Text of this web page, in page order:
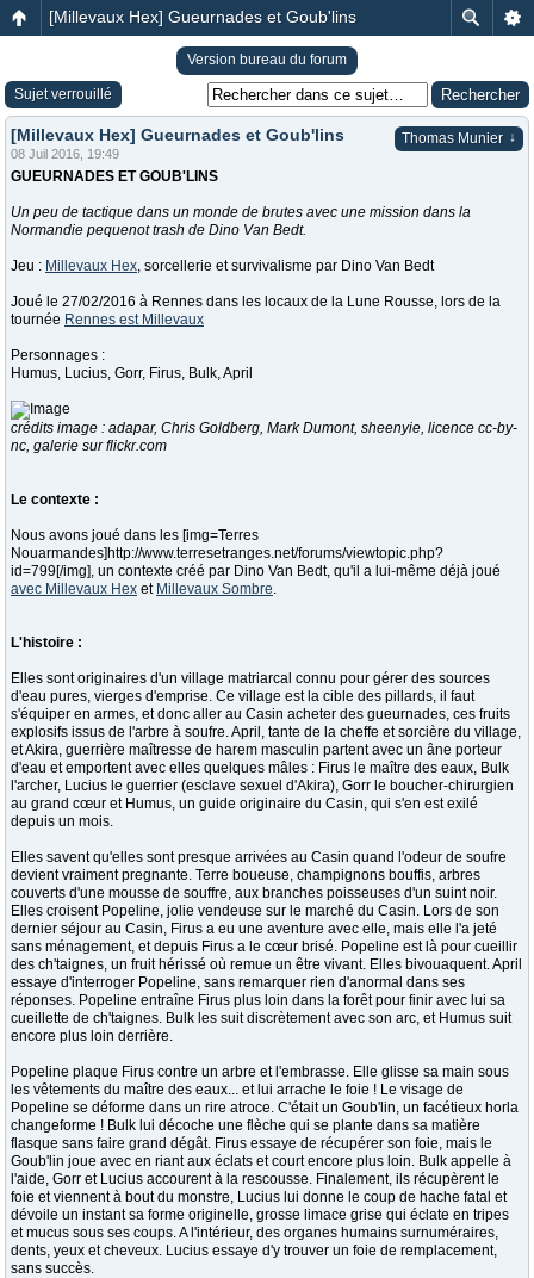
[Millevaux Hex] Gueurnades et Goub'lins
Version bureau du forum
Sujet verrouillé
Thomas Munier ↓
[Millevaux Hex] Gueurnades et Goub'lins
08 Juil 2016, 19:49
GUEURNADES ET GOUB'LINS
Un peu de tactique dans un monde de brutes avec une mission dans la
Normandie pequenot trash de Dino Van Bedt.
Jeu : Millevaux Hex, sorcellerie et survivalisme par Dino Van Bedt
Joué le 27/02/2016 à Rennes dans les locaux de la Lune Rousse, lors de la
tournée Rennes est Millevaux
Personnages :
Humus, Lucius, Gorr, Firus, Bulk, April
crédits image : adapar, Chris Goldberg, Mark Dumont, sheenyie, licence cc-by-
nc, galerie sur flickr.com
Le contexte :
Nous avons joué dans les [img=Terres
Nouarmandes]http://www.terresetranges.net/forums/viewtopic.php?
id=799[/img], un contexte créé par Dino Van Bedt, qu'il a lui-même déjà joué
avec Millevaux Hex et Millevaux Sombre.
L'histoire :
Elles sont originaires d'un village matriarcal connu pour gérer des sources
d'eau pures, vierges d'emprise. Ce village est la cible des pillards, il faut
s'équiper en armes, et donc aller au Casin acheter des gueurnades, ces fruits
explosifs issus de l'arbre à soufre. April, tante de la cheffe et sorcière du village,
et Akira, guerrière maîtresse de harem masculin partent avec un âne porteur
d'eau et emportent avec elles quelques mâles : Firus le maître des eaux, Bulk
l'archer, Lucius le guerrier (esclave sexuel d'Akira), Gorr le boucher-chirurgien
au grand cœur et Humus, un guide originaire du Casin, qui s'en est exilé
depuis un mois.
Elles savent qu'elles sont presque arrivées au Casin quand l'odeur de soufre
devient vraiment pregnante. Terre boueuse, champignons bouffis, arbres
couverts d'une mousse de souffre, aux branches poisseuses d'un suint noir.
Elles croisent Popeline, jolie vendeuse sur le marché du Casin. Lors de son
dernier séjour au Casin, Firus a eu une aventure avec elle, mais elle l'a jeté
sans ménagement, et depuis Firus a le cœur brisé. Popeline est là pour cueillir
des ch'taignes, un fruit hérissé où remue un être vivant. Elles bivouaquent. April
essaye d'interroger Popeline, sans remarquer rien d'anormal dans ses
réponses. Popeline entraîne Firus plus loin dans la forêt pour finir avec lui sa
cueillette de ch'taignes. Bulk les suit discrètement avec son arc, et Humus suit
encore plus loin derrière.
Popeline plaque Firus contre un arbre et l'embrasse. Elle glisse sa main sous
les vêtements du maître des eaux... et lui arrache le foie ! Le visage de
Popeline se déforme dans un rire atroce. C'était un Goub'lin, un facétieux horla
changeforme ! Bulk lui décoche une flèche qui se plante dans sa matière
flasque sans faire grand dégât. Firus essaye de récupérer son foie, mais le
Goub'lin joue avec en riant aux éclats et court encore plus loin. Bulk appelle à
l'aide, Gorr et Lucius accourent à la rescousse. Finalement, ils récupèrent le
foie et viennent à bout du monstre, Lucius lui donne le coup de hache fatal et
dévoile un instant sa forme originelle, grosse limace grise qui éclate en tripes
et mucus sous ses coups. A l'intérieur, des organes humains surnuméraires,
dents, yeux et cheveux. Lucius essaye d'y trouver un foie de remplacement,
sans succès.